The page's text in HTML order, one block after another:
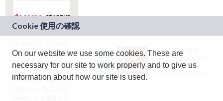
ドコモグループの新
規事業創出プログラ
ム「docomo
STARTUP」を通じて
JASRAC許諾番号：
9024936001Y45037
JASRAC許諾番号：
On our website we use some cookies. These are
necessary for our site to work properly and to give us
information about how our site is used.